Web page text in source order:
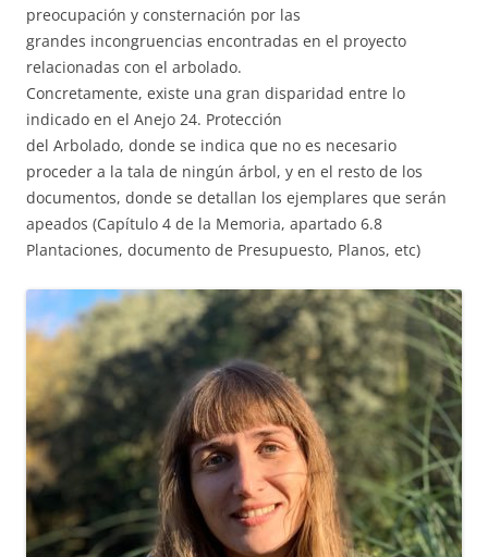
preocupación y consternación por las
grandes incongruencias encontradas en el proyecto
relacionadas con el arbolado.
Concretamente, existe una gran disparidad entre lo
indicado en el Anejo 24. Protección
del Arbolado, donde se indica que no es necesario
proceder a la tala de ningún árbol, y en el resto de los
documentos, donde se detallan los ejemplares que serán
apeados (Capítulo 4 de la Memoria, apartado 6.8
Plantaciones, documento de Presupuesto, Planos, etc)